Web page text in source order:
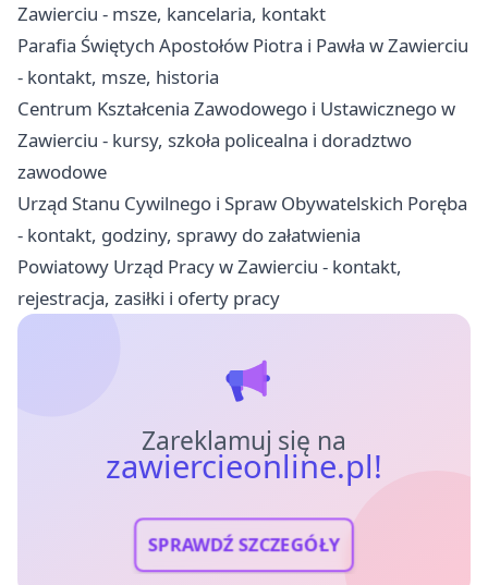
Zawierciu - msze, kancelaria, kontakt
Parafia Świętych Apostołów Piotra i Pawła w Zawierciu
- kontakt, msze, historia
Centrum Kształcenia Zawodowego i Ustawicznego w
Zawierciu - kursy, szkoła policealna i doradztwo
zawodowe
Urząd Stanu Cywilnego i Spraw Obywatelskich Poręba
- kontakt, godziny, sprawy do załatwienia
Powiatowy Urząd Pracy w Zawierciu - kontakt,
rejestracja, zasiłki i oferty pracy
Zareklamuj się na
zawiercieonline.pl!
SPRAWDŹ SZCZEGÓŁY